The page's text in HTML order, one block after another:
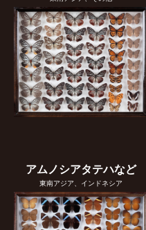
アムノシアタテハなど
東南アジア、インドネシア